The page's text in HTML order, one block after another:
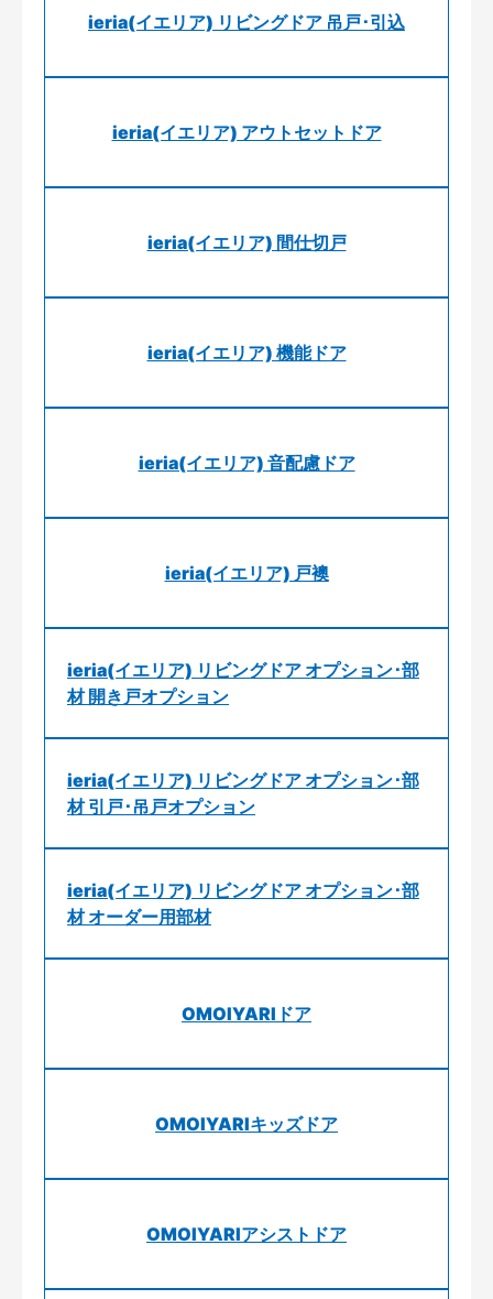
ieria(イエリア) リビングドア 吊戸･引込
ieria(イエリア) アウトセットドア
ieria(イエリア) 間仕切戸
ieria(イエリア) 機能ドア
ieria(イエリア) 音配慮ドア
ieria(イエリア) 戸襖
ieria(イエリア) リビングドア オプション･部
材 開き戸オプション
ieria(イエリア) リビングドア オプション･部
材 引戸･吊戸オプション
ieria(イエリア) リビングドア オプション･部
材 オーダー用部材
OMOIYARIドア
OMOIYARIキッズドア
OMOIYARIアシストドア